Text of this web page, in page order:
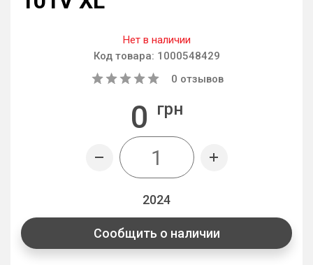
Нет в наличии
Код товара: 1000548429
0 отзывов
0 грн
2024
Сообщить о наличии